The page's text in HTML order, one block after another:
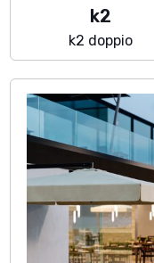
k2
k2 doppio